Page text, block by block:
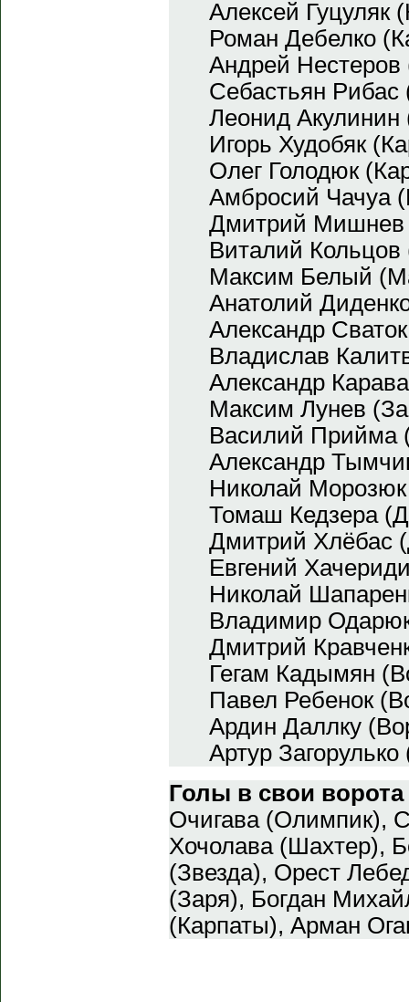
Алексей Гуцуляк
Роман Дебелко
Андрей Нестеров
Себастьян Рибас
Леонид Акулинин
Игорь Худобяк
Олег Голодюк
Амбросий Чачуа
Дмитрий Мишнев
Виталий
Максим Белый
Анатолий
Александр
Владислав
Александр
Максим Лунев
Василий Прийма
Александр
Николай
Томаш Кедзера
Дмитрий Хлёбас
Евгений
Николай
Владимир
Дмитрий
Гегам Кадымян
Павел Ребенок
Ардин Даллку
Артур
Голы в свои
Очигава (Олимпик),
Хочолава (Шахтер),
(Звезда), Орест
(Заря), Богдан
(Карпаты), Арман